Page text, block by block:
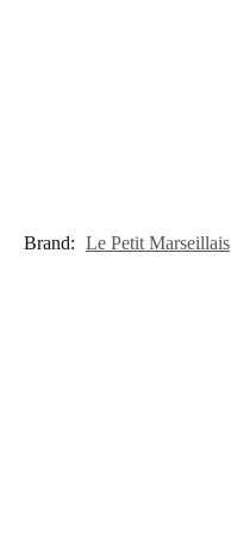
Brand: Le Petit Marseillais